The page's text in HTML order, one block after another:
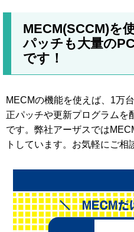
MECM(SCCM)を
パッチも大量の
です！
MECMの機能を使えば、1万
正パッチや更新プログラムを
です。弊社アーザスでは
トしています。お気軽にご相